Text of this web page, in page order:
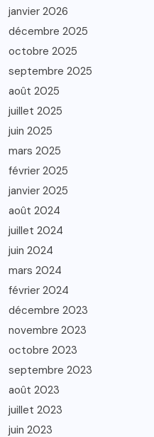
janvier 2026
décembre 2025
octobre 2025
septembre 2025
août 2025
juillet 2025
juin 2025
mars 2025
février 2025
janvier 2025
août 2024
juillet 2024
juin 2024
mars 2024
février 2024
décembre 2023
novembre 2023
octobre 2023
septembre 2023
août 2023
juillet 2023
juin 2023